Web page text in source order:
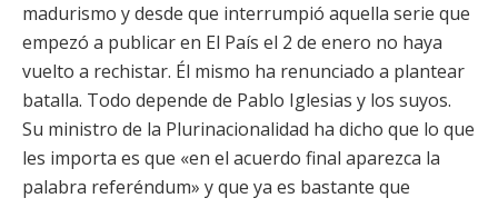
madurismo y desde que interrumpió aquella serie que
empezó a publicar en El País el 2 de enero no haya
vuelto a rechistar. Él mismo ha renunciado a plantear
batalla. Todo depende de Pablo Iglesias y los suyos.
Su ministro de la Plurinacionalidad ha dicho que lo que
les importa es que «en el acuerdo final aparezca la
palabra referéndum» y que ya es bastante que